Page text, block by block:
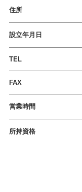
住所
設立年月日
TEL
FAX
営業時間
所持資格